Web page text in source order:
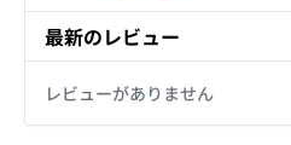
最新のレビュー
レビューがありません